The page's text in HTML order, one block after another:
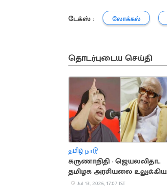
டேக்ஸ் : லோக்கல்
தொடர்புடைய செய்தி
தமிழ் நாடு
கருணாநிதி - ஜெயலலிதா..
தமிழக அரசியலை உலுக்கிய
மோதல்
Jul 13, 2026, 17:07 IST